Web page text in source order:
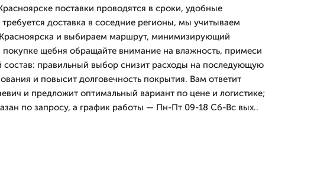
поставки проводятся в сроки, удобные
требуется доставка в соседние регионы, мы учитываем
и выбираем маршрут, минимизирующий
покупке щебня обращайте внимание на влажность, примеси
правильный выбор снизит расходы на последующую
и повысит долговечность покрытия. Вам ответит
и предложит оптимальный вариант по цене и логистике;
по запросу, а график работы — Пн-Пт 09-18 Сб-Вс вых..